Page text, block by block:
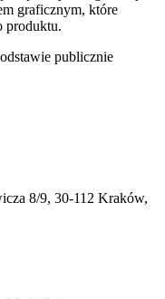
graficznym, które
produktu.
publicznie
8/9, 30-112 Kraków,